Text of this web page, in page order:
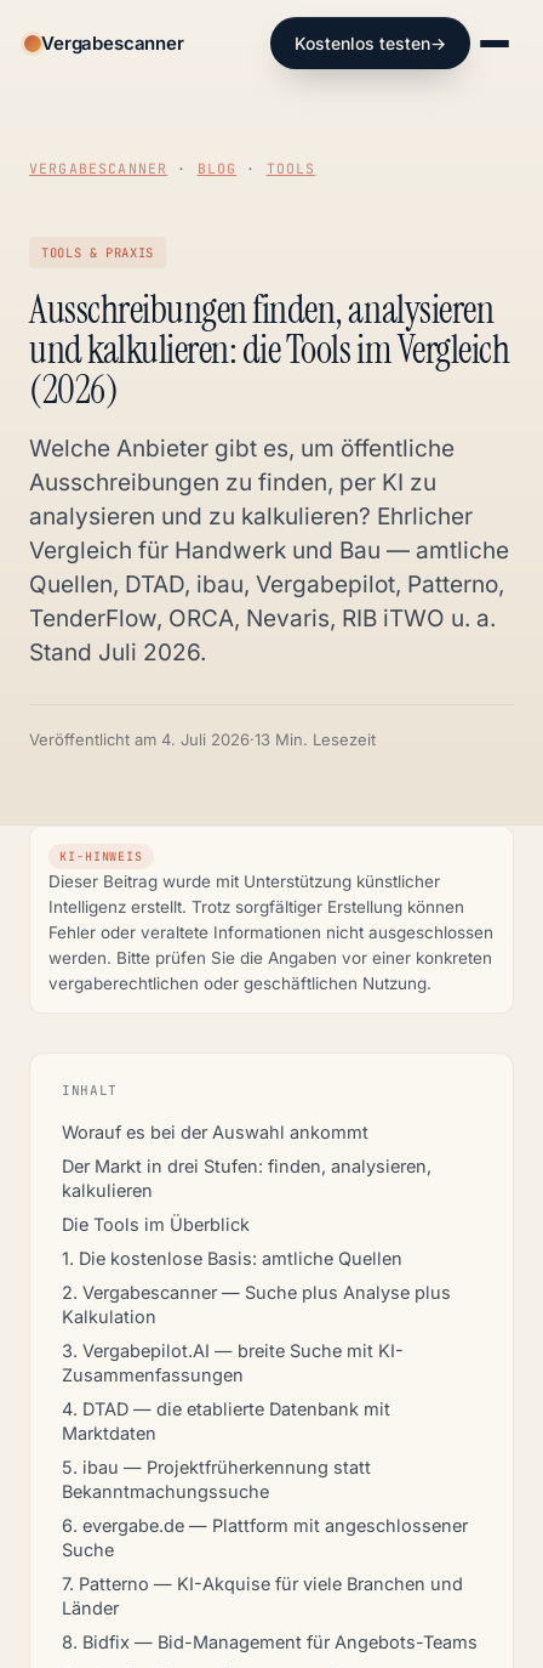
Vergabescanner Kostenlos testen→
VERGABESCANNER · BLOG · TOOLS
TOOLS & PRAXIS
Ausschreibungen finden, analysieren
und kalkulieren: die Tools im Vergleich
(2026)
Welche Anbieter gibt es, um öffentliche
Ausschreibungen zu finden, per KI zu
analysieren und zu kalkulieren? Ehrlicher
Vergleich für Handwerk und Bau — amtliche
Quellen, DTAD, ibau, Vergabepilot, Patterno,
TenderFlow, ORCA, Nevaris, RIB iTWO u. a.
Stand Juli 2026.
Veröffentlicht am 4. Juli 2026·13 Min. Lesezeit
KI-HINWEIS
Dieser Beitrag wurde mit Unterstützung künstlicher
Intelligenz erstellt. Trotz sorgfältiger Erstellung können
Fehler oder veraltete Informationen nicht ausgeschlossen
werden. Bitte prüfen Sie die Angaben vor einer konkreten
vergaberechtlichen oder geschäftlichen Nutzung.
INHALT
Worauf es bei der Auswahl ankommt
Der Markt in drei Stufen: finden, analysieren,
kalkulieren
Die Tools im Überblick
1. Die kostenlose Basis: amtliche Quellen
2. Vergabescanner — Suche plus Analyse plus
Kalkulation
3. Vergabepilot.AI — breite Suche mit KI-
Zusammenfassungen
4. DTAD — die etablierte Datenbank mit
Marktdaten
5. ibau — Projektfrüherkennung statt
Bekanntmachungssuche
6. evergabe.de — Plattform mit angeschlossener
Suche
7. Patterno — KI-Akquise für viele Branchen und
Länder
8. Bidfix — Bid-Management für Angebots-Teams